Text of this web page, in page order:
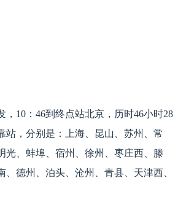
，10：46到终点站北京，历时46小时28
站，分别是：上海、昆山、苏州、常
光、蚌埠、宿州、徐州、枣庄西、滕
、德州、泊头、沧州、青县、天津西、